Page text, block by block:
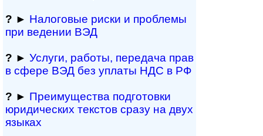
? ► Налоговые риски и проблемы
при ведении ВЭД
? ► Услуги, работы, пе­ре­да­ча прав
в сфере ВЭД без уплаты НДС в РФ
? ► Преимущества под­гото­вки
юри­ди­чес­ких тек­с­тов сразу на двух
языках